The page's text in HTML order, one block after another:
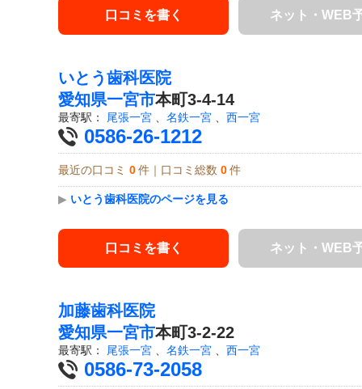
口コミを書く ネット・WEB
いとう歯科医院
愛知県一宮市本町3-4-14
最寄駅： 尾張一宮 名鉄一宮 西一宮
0586-26-1212
最近の口コミ 0 件｜口コミ総数 0 件
▶ いとう歯科医院のページを見る
口コミを書く ネット・WEB
加藤歯科医院
愛知県一宮市本町3-2-22
最寄駅： 尾張一宮 名鉄一宮 西一宮
0586-73-2058